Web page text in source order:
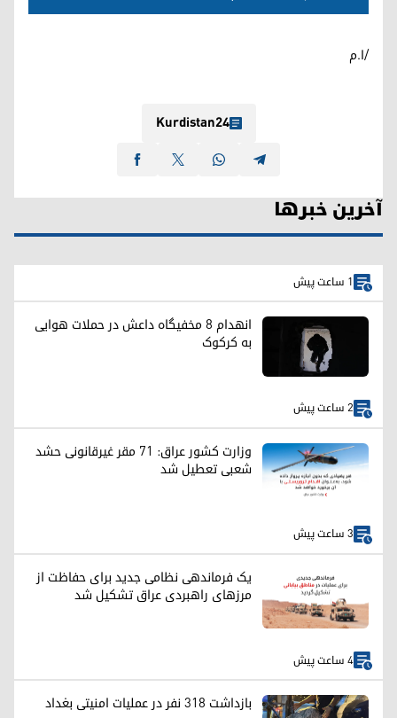
/ا.م
Kurdistan24
آخرین خبرها
1 ساعت پیش
انهدام ۸ مخفیگاه داعش در حملات هوایی
به کرکوک
2 ساعت پیش
وزارت کشور عراق: ۷۱ مقر غیرقانونی حشد
شعبی تعطیل شد
3 ساعت پیش
یک فرماندهی نظامی جدید برای حفاظت از
مرزهای راهبردی عراق تشکیل شد
4 ساعت پیش
بازداشت ۳۱۸ نفر در عملیات امنیتی بغداد